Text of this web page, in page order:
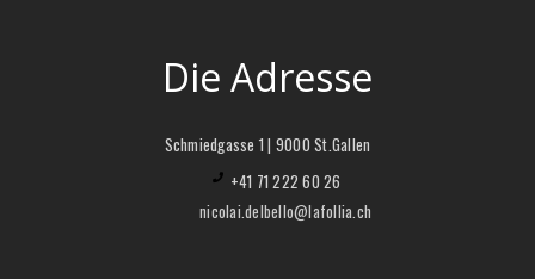
Die Adresse
Schmiedgasse 1 | 9000 St.Gallen
+41 71 222 60 26
nicolai.delbello@lafollia.ch